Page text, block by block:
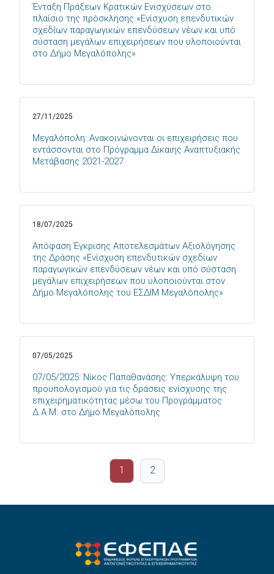
Ένταξη Πράξεων Κρατικών Ενισχύσεων στο
πλαίσιο της πρόσκλησης «Ενίσχυση επενδυτικών
σχεδίων παραγωγικών επενδύσεων νέων και υπό
σύσταση μεγάλων επιχειρήσεων που υλοποιούνται
στο Δήμο Μεγαλόπολης»
Μεγαλόπολη: Ανακοινώνονται οι επιχειρήσεις που
εντάσσονται στο Πρόγραμμα Δίκαιης Αναπτυξιακής
Μετάβασης 2021-2027
27/11/2025
Απόφαση Έγκρισης Αποτελεσμάτων Αξιολόγησης
της Δράσης «Ενίσχυση επενδυτικών σχεδίων
παραγωγικών επενδύσεων νέων και υπό σύσταση
μεγάλων επιχειρήσεων που υλοποιούνται στον
Δήμο Μεγαλόπολης του ΕΣΔΙΜ Μεγαλόπολης»
18/07/2025
07/05/2025: Νίκος Παπαθανάσης: Υπερκάλυψη του
προϋπολογισμού για τις δράσεις ενίσχυσης της
επιχειρηματικότητας μέσω του Προγράμματος
Δ.Α.Μ. στο Δήμο Μεγαλόπολης
07/05/2025
1 2